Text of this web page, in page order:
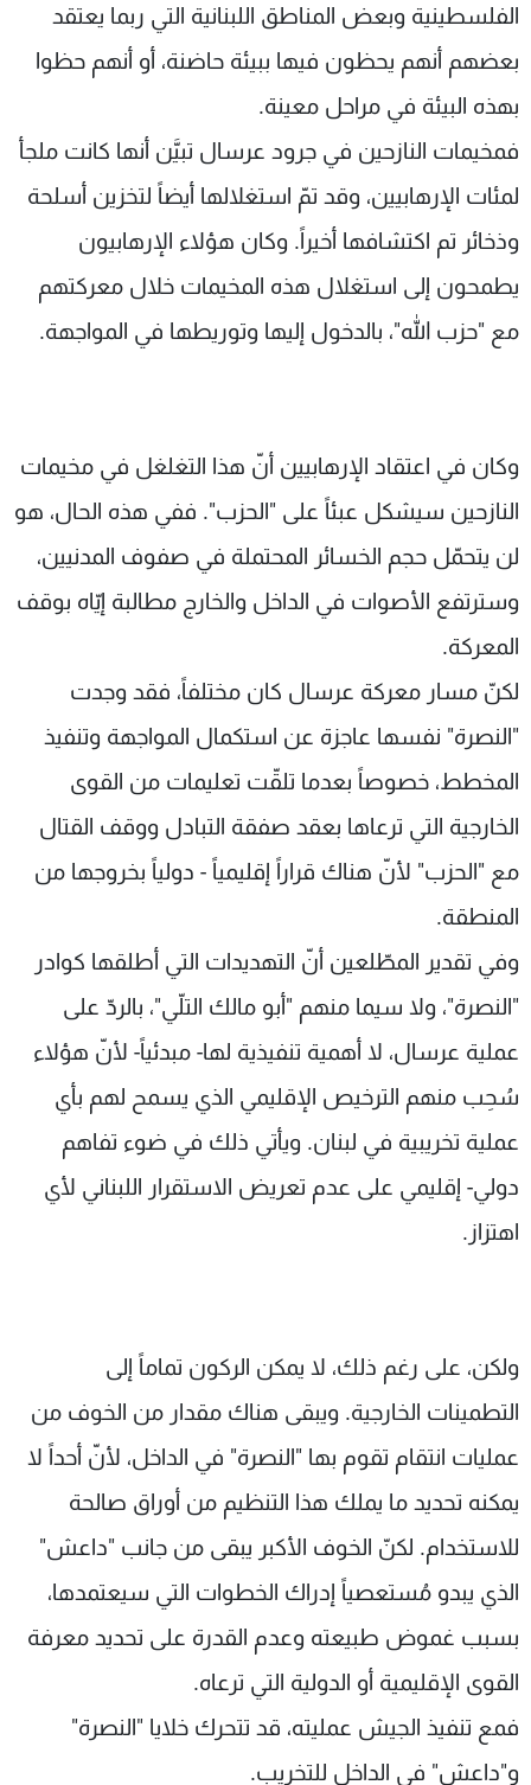
الفلسطينية وبعض المناطق اللبنانية التي ربما يعتقد
بعضهم أنهم يحظون فيها ببيئة حاضنة، أو أنهم حظوا
بهذه البيئة في مراحل معينة.
فمخيمات النازحين في جرود عرسال تبيَّن أنها كانت ملجأ
لمئات الإرهابيين، وقد تمّ استغلالها أيضاً لتخزين أسلحة
وذخائر تم اكتشافها أخيراً. وكان هؤﻻء اﻹرهابيون
يطمحون إلى استغلال هذه المخيمات خلال معركتهم
مع "حزب الله"، بالدخول إليها وتوريطها في المواجهة.
وكان في اعتقاد اﻹرهابيين أنّ هذا التغلغل في مخيمات
النازحين سيشكل عبئاً على "الحزب". ففي هذه الحال، هو
لن يتحمّل حجم الخسائر المحتملة في صفوف المدنيين،
وسترتفع اﻷصوات في الداخل والخارج مطالبة إيّاه بوقف
المعركة.
لكنّ مسار معركة عرسال كان مختلفاً، فقد وجدت
"النصرة" نفسها عاجزة عن استكمال المواجهة وتنفيذ
المخطط، خصوصاً بعدما تلقّت تعليمات من القوى
الخارجية التي ترعاها بعقد صفقة التبادل ووقف القتال
مع "الحزب" ﻷنّ هناك قراراً إقليمياً - دولياً بخروجها من
المنطقة.
وفي تقدير المطّلعين أنّ التهديدات التي أطلقها كوادر
"النصرة"، ولا سيما منهم "أبو مالك التلّي"، بالردّ على
عملية عرسال، لا أهمية تنفيذية لها- مبدئياً- ﻷنّ هؤﻻء
سُحِب منهم الترخيص اﻹقليمي الذي يسمح لهم بأي
عملية تخريبية في لبنان. ويأتي ذلك في ضوء تفاهم
دولي- إقليمي على عدم تعريض اﻻستقرار اللبناني ﻷي
اهتزاز.
ولكن، على رغم ذلك، لا يمكن الركون تماماً إلى
التطمينات الخارجية. ويبقى هناك مقدار من الخوف من
عمليات انتقام تقوم بها "النصرة" في الداخل، ﻷنّ أحداً لا
يمكنه تحديد ما يملك هذا التنظيم من أوراق صالحة
للاستخدام. لكنّ الخوف اﻷكبر يبقى من جانب "داعش"
الذي يبدو مُستعصياً إدراك الخطوات التي سيعتمدها،
بسبب غموض طبيعته وعدم القدرة على تحديد معرفة
القوى اﻹقليمية أو الدولية التي ترعاه.
فمع تنفيذ الجيش عمليته، قد تتحرك خلايا "النصرة"
و"داعش" في الداخل للتخريب.